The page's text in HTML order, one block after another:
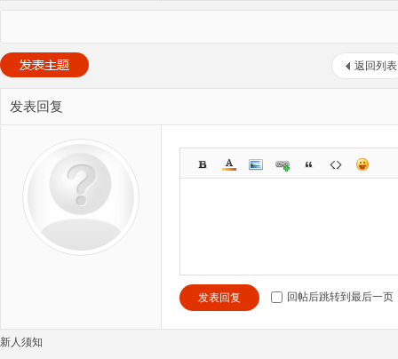
返回列表
发表回复
发表回复 回帖后跳转到最后一页
新人须知